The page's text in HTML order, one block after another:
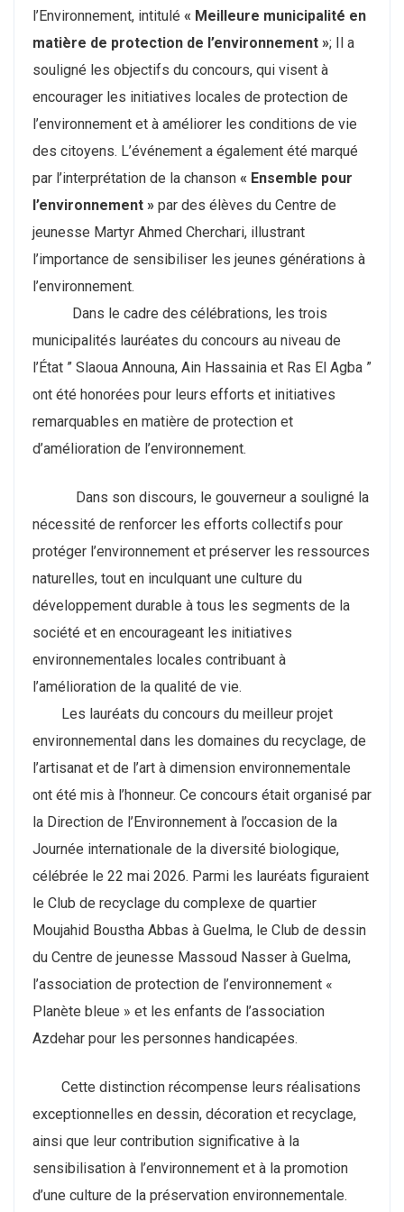
l’Environnement, intitulé « Meilleure municipalité en
matière de protection de l’environnement »; Il a
souligné les objectifs du concours, qui visent à
encourager les initiatives locales de protection de
l’environnement et à améliorer les conditions de vie
des citoyens. L’événement a également été marqué
par l’interprétation de la chanson « Ensemble pour
l’environnement » par des élèves du Centre de
jeunesse Martyr Ahmed Cherchari, illustrant
l’importance de sensibiliser les jeunes générations à
l’environnement.
Dans le cadre des célébrations, les trois
municipalités lauréates du concours au niveau de
l’État ” Slaoua Announa, Ain Hassainia et Ras El Agba ”
ont été honorées pour leurs efforts et initiatives
remarquables en matière de protection et
d’amélioration de l’environnement.
Dans son discours, le gouverneur a souligné la
nécessité de renforcer les efforts collectifs pour
protéger l’environnement et préserver les ressources
naturelles, tout en inculquant une culture du
développement durable à tous les segments de la
société et en encourageant les initiatives
environnementales locales contribuant à
l’amélioration de la qualité de vie.
Les lauréats du concours du meilleur projet
environnemental dans les domaines du recyclage, de
l’artisanat et de l’art à dimension environnementale
ont été mis à l’honneur. Ce concours était organisé par
la Direction de l’Environnement à l’occasion de la
Journée internationale de la diversité biologique,
célébrée le 22 mai 2026. Parmi les lauréats figuraient
le Club de recyclage du complexe de quartier
Moujahid Boustha Abbas à Guelma, le Club de dessin
du Centre de jeunesse Massoud Nasser à Guelma,
l’association de protection de l’environnement «
Planète bleue » et les enfants de l’association
Azdehar pour les personnes handicapées.
Cette distinction récompense leurs réalisations
exceptionnelles en dessin, décoration et recyclage,
ainsi que leur contribution significative à la
sensibilisation à l’environnement et à la promotion
d’une culture de la préservation environnementale.